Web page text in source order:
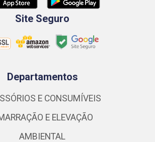
Site Seguro
Departamentos
E CONSUMÍVEIS
E ELEVAÇÃO
AMBIENTAL